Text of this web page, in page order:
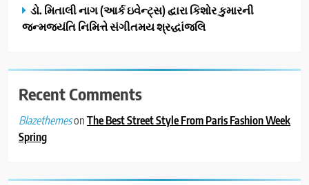
શરૂઆત
એક્સપિરિયન્સ સેન્ટર ખોલ્યું,
ગુજરાતમાં પોતાની હાજરી વધુ
મજબૂત બનાવી
BUSINESS
4
યુનિવર્સિટીએ 65 સ્નાતકોને ડિગ્રી
EDUCATION
ડો. મિતાલી નાગ (આર્ક ઇવેન્ટ્સ) દ્વારા કિશોર કુમારની
જન્મજયંતિ નિમિત્તે સંગીતમય શ્રદ્ધાંજલિ
Recent Comments
BlazethemesonThe Best Street Style From Paris Fashion Week
Spring